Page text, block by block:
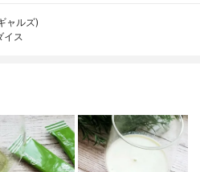
ャルズ)
イス